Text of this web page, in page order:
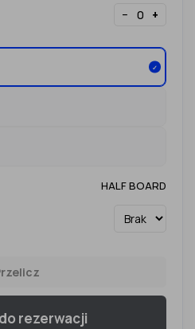
− +
✓
HALF BOARD
rezerwacji